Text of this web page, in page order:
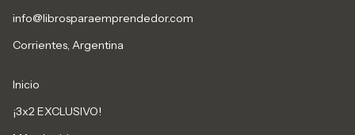
info@librosparaemprendedor.com
Corrientes, Argentina
Inicio
¡3x2 EXCLUSIVO!